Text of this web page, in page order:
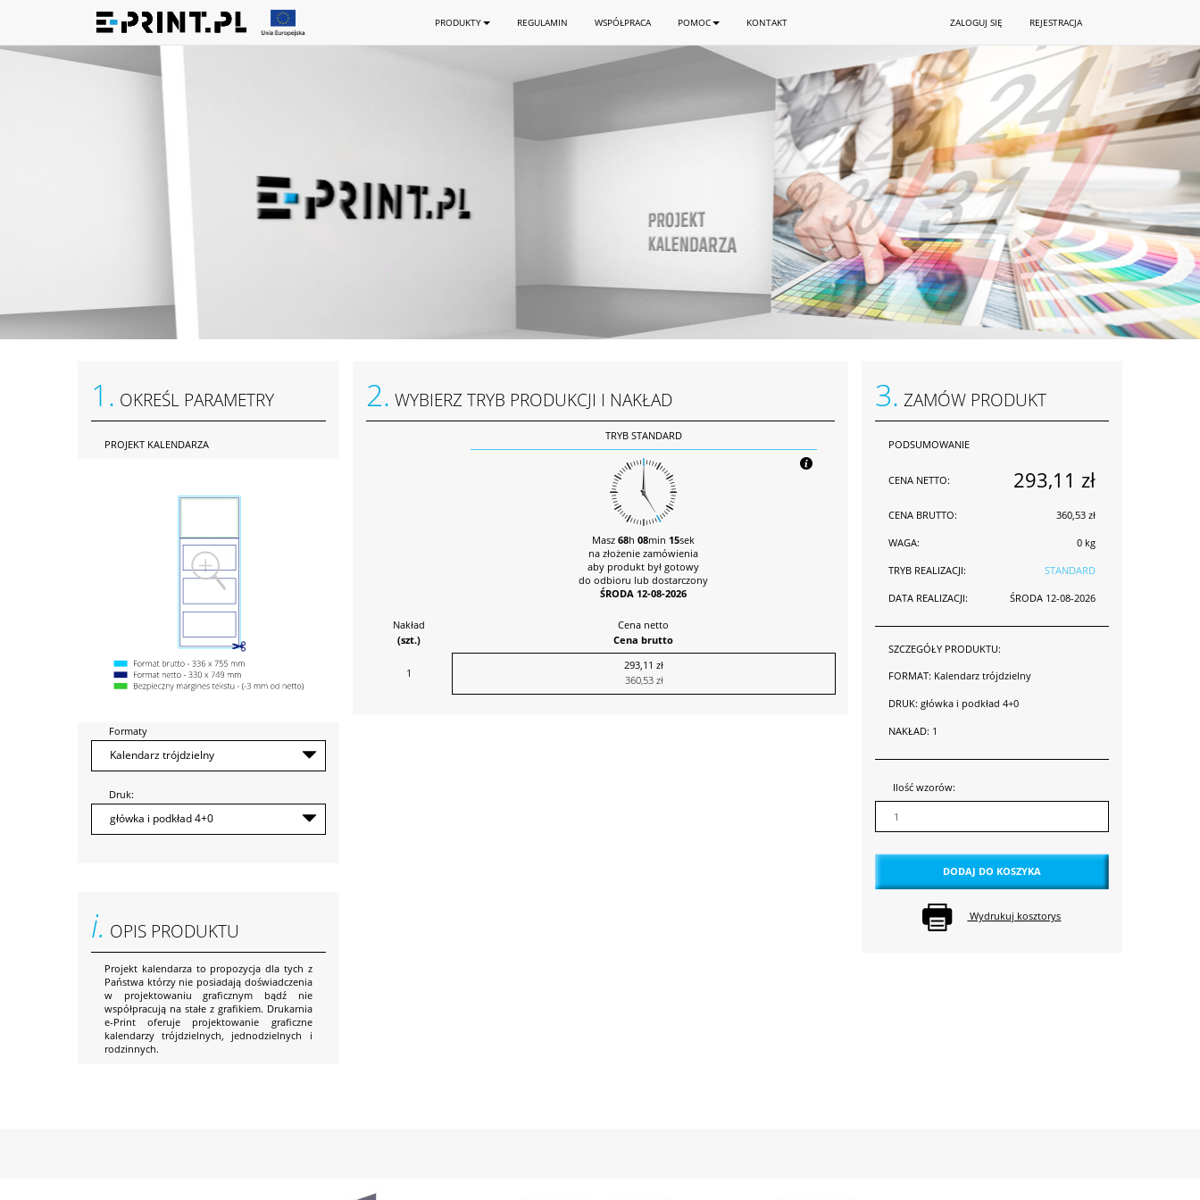
PRODUKTY REGULAMIN WSPÓŁPRACA POMOC KONTAKT ZALOGUJ SIĘ REJESTRACJA
1. OKREŚL PARAMETRY
PROJEKT KALENDARZA
Formaty
Druk:
i. OPIS PRODUKTU
Projekt kalendarza to propozycja dla tych z
Państwa którzy nie posiadają doświadczenia
w projektowaniu graficznym bądź nie
współpracują na stałe z grafikiem. Drukarnia
e-Print oferuje projektowanie graficzne
kalendarzy trójdzielnych, jednodzielnych i
rodzinnych.
2. WYBIERZ TRYB PRODUKCJI I NAKŁAD
TRYB STANDARD
Masz 68h 08min 14sek
na złożenie zamówienia
aby produkt był gotowy
do odbioru lub dostarczony
ŚRODA 12-08-2026
Nakład
(szt.)
Cena netto
Cena brutto
1
293,11 zł
360,53 zł
3. ZAMÓW PRODUKT
PODSUMOWANIE
CENA NETTO: 293,11 zł
CENA BRUTTO: 360,53 zł
WAGA: 0 kg
TRYB REALIZACJI: STANDARD
DATA REALIZACJI: ŚRODA 12-08-2026
SZCZEGÓŁY PRODUKTU:
FORMAT: Kalendarz trójdzielny
DRUK: główka i podkład 4+0
NAKŁAD: 1
Ilość wzorów:
DODAJ DO KOSZYKA
Wydrukuj kosztorys